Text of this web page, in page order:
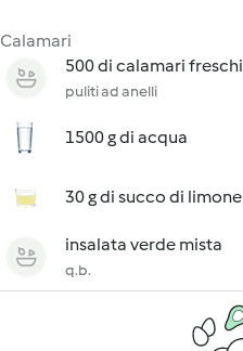
Calamari
500 di calamari freschi
puliti ad anelli
1500 g di acqua
30 g di succo di limone
insalata verde mista
q.b.